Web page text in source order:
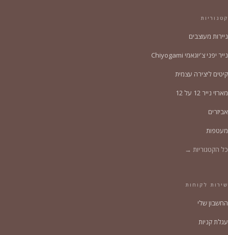
קטגוריות
ניירות מעוצבים
נייר יפני צ'יוגאמי Chiyogami
קיטים ליצירה עצמית
מארזי נייר 12 על 12
אביזרים
מעטפות
כל הקטגוריות →
שירות לקוחות
החשבון שלי
עגלת קניות